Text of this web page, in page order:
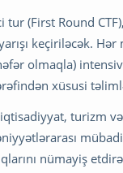
(First Round
keçiriləcək.
olmaqla)
xüsusi
turizm
nümayiş